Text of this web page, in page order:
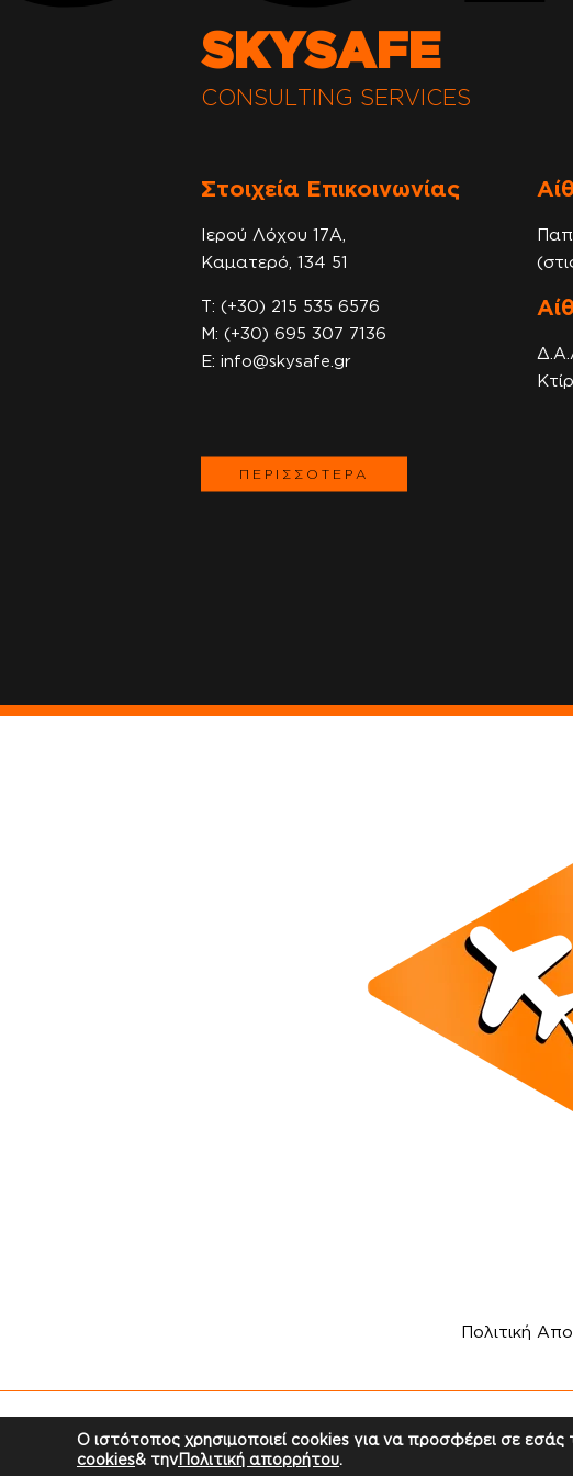
SKYSAFE
CONSULTING SERVICES
Στοιχεία Επικοινωνίας
Ιερού Λόχου 17Α,
Καματερό, 134 51
T: (+30) 215 535 6576
Μ: (+30) 695 307 7136
E: info@skysafe.gr
ΠΕΡΙΣΣΟΤΕΡΑ
Πολιτική
Copyright ©
Ο ιστότοπος χρησιμοποιεί cookies για να προσφέρει σε
cookies& τηνΠολιτική απορρήτου.